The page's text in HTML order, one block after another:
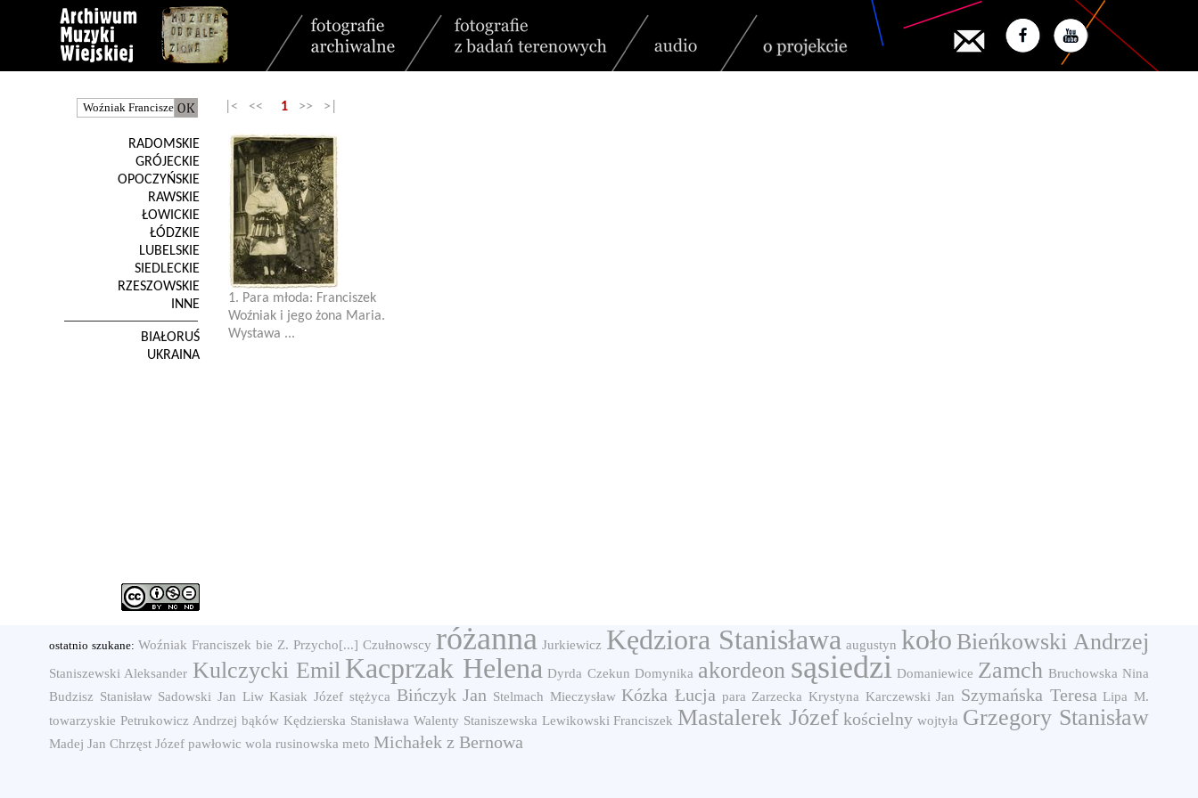
RADOMSKIE
GRÓJECKIE
OPOCZYŃSKIE
RAWSKIE
ŁOWICKIE
ŁÓDZKIE
LUBELSKIE
SIEDLECKIE
RZESZOWSKIE
INNE
BIAŁORUŚ
UKRAINA
|< << 1 >> >|
1. Para młoda: Franciszek
Woźniak i jego żona Maria.
Wystawa ...
ostatnio szukane: Woźniak Franciszek bie Z. Przycho[...] Czułnowscy różanna Jurkiewicz Kędziora Stanisława augustyn koło Bieńkowski Andrzej
Staniszewski Aleksander Kulczycki Emil Kacprzak Helena Dyrda Czekun Domynika akordeon sąsiedzi Domaniewice Zamch Bruchowska Nina
Budzisz Stanisław Sadowski Jan Liw Kasiak Józef stężyca Bińczyk Jan Stelmach Mieczysław Kózka Łucja para Zarzecka Krystyna Karczewski Jan Szymańska Teresa Lipa M.
towarzyskie Petrukowicz Andrzej bąków Kędzierska Stanisława Walenty Staniszewska Lewikowski Franciszek Mastalerek Józef kościelny wojtyła Grzegory Stanisław
Madej Jan Chrzęst Józef pawłowic wola rusinowska meto Michałek z Bernowa